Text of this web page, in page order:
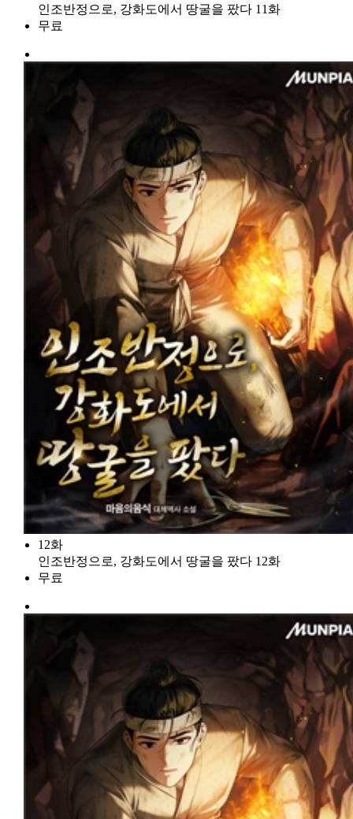
인조반정으로, 강화도에서 땅굴을 팠다 11화
무료
12화
인조반정으로, 강화도에서 땅굴을 팠다 12화
무료